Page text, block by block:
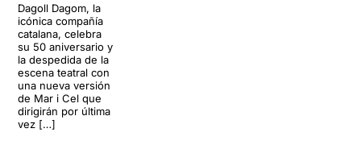
Dagoll Dagom, la
icónica compañía
catalana, celebra
su 50 aniversario y
la despedida de la
escena teatral con
una nueva versión
de Mar i Cel que
dirigirán por última
vez […]